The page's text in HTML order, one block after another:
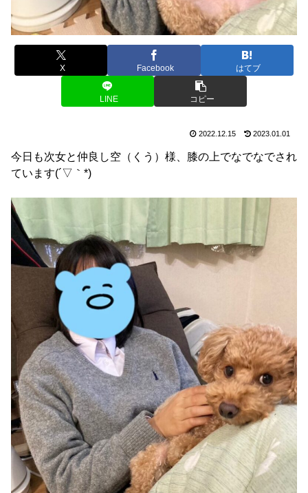
X Facebook はてブ
LINE コピー
2022.12.15 2023.01.01
今日も次女と仲良し空（くう）様、膝の上でなでなでされ
ています(´▽｀*)